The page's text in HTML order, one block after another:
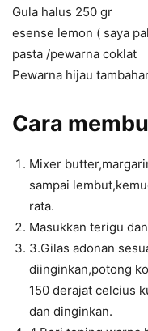
Gula halus 250 gr
esense lemon ( saya
pasta /pewarna coklat
Pewarna hijau
Cara
Mixer
sampai
rata.
Masukkan terigu
3.Gilas adonan
diinginkan,potong
150 derajat celcius
dan dinginkan.